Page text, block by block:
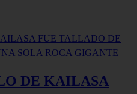
DE KAILASA